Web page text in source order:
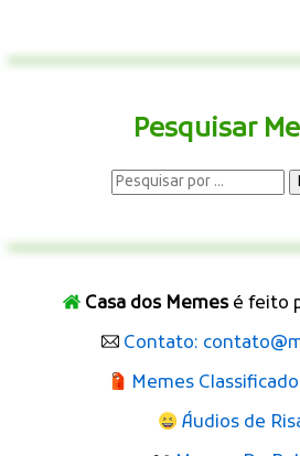
Pesquisar
Casa dos Memesé feito
Contato:
Memes
Áudios de